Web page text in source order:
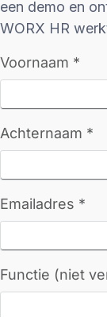
een demo en
WORX HR